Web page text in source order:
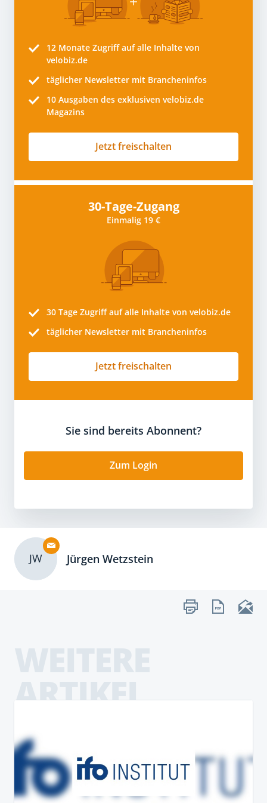
12 Monate Zugriff auf alle Inhalte von
velobiz.de
täglicher Newsletter mit Brancheninfos
10 Ausgaben des exklusiven velobiz.de
Magazins
Jetzt freischalten
30-Tage-Zugang
Einmalig 19 €
30 Tage Zugriff auf alle Inhalte von velobiz.de
täglicher Newsletter mit Brancheninfos
Jetzt freischalten
Sie sind bereits Abonnent?
Zum Login
JW Jürgen Wetzstein
ARTIKEL